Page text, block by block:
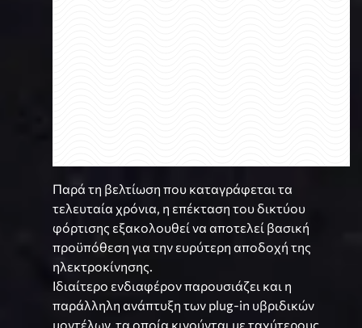
Παρά τη βελτίωση που καταγράφεται τα
τελευταία χρόνια, η επέκταση του δικτύου
φόρτισης εξακολουθεί να αποτελεί βασική
προϋπόθεση για την ευρύτερη αποδοχή της
ηλεκτροκίνησης.
Ιδιαίτερο ενδιαφέρον παρουσιάζει και η
παράλληλη ανάπτυξη των plug-in υβριδικών
μοντέλων, τα οποία κινούνται με ταχύτερους